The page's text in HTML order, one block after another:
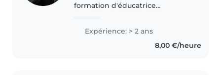
formation d'éducatrice
J'ai fait des stages auprès
d'enfants porteur d'autisme et
de troubles du comportement.
Expérience: > 2 ans
8,00 €/heure